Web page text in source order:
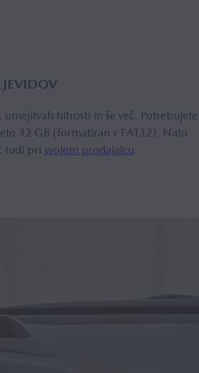
hitrosti in še več. Potrebujete
32 GB (formatiran v FAT32). Nato
tudi pri svojem prodajalcu.